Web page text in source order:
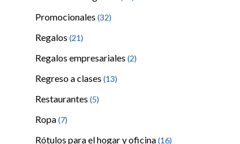
Promocionales (32)
Regalos (21)
Regalos empresariales (2)
Regreso a clases (13)
Restaurantes (5)
Ropa(7)
Rótulos para el hogar y oficina(16)